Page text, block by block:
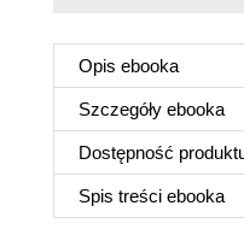
Opis ebooka
Szczegóły ebooka
Dostępność
Spis treści ebooka